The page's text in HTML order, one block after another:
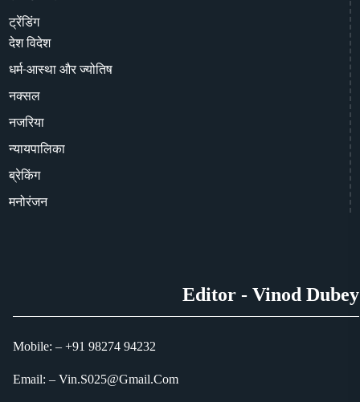
ट्रेंडिंग
देश विदेश
धर्म-आस्था और ज्योतिष
नक्सल
नजरिया
न्यायपालिका
ब्रेकिंग
मनोरंजन
Editor - Vinod Dubey
Mobile: – +91 98274 94232
Email: – Vin.S025@Gmail.Com